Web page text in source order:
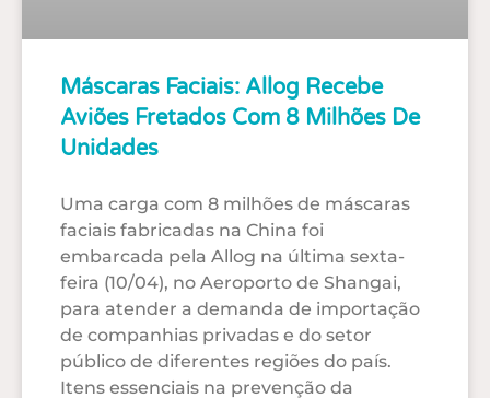
Máscaras Faciais: Allog Recebe
Aviões Fretados Com 8 Milhões De
Unidades
Uma carga com 8 milhões de máscaras
faciais fabricadas na China foi
embarcada pela Allog na última sexta-
feira (10/04), no Aeroporto de Shangai,
para atender a demanda de importação
de companhias privadas e do setor
público de diferentes regiões do país.
Itens essenciais na prevenção da